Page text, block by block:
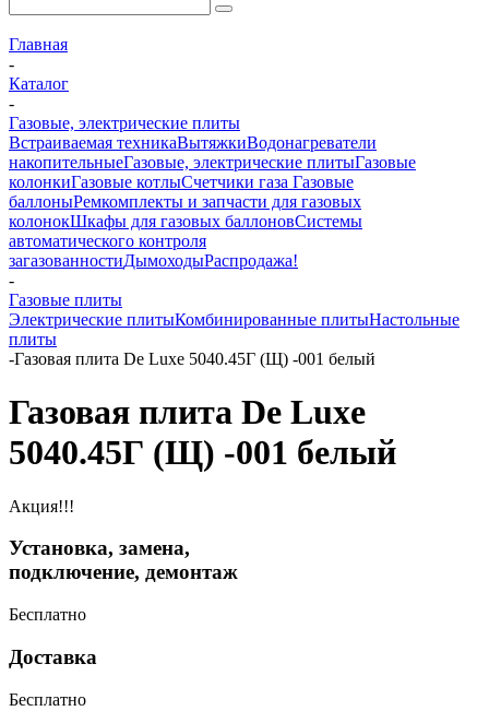
Главная
-
Каталог
-
Газовые, электрические плиты
Встраиваемая техникаВытяжкиВодонагреватели
накопительныеГазовые, электрические плитыГазовые
колонкиГазовые котлыСчетчики газа Газовые
баллоныРемкомплекты и запчасти для газовых
колонокШкафы для газовых баллоновСистемы
автоматического контроля
загазованностиДымоходыРаспродажа!
-
Газовые плиты
Электрические плитыКомбинированные плитыНастольные
плиты
-Газовая плита De Luxe 5040.45Г (Щ) -001 белый
Газовая плита De Luxe
5040.45Г (Щ) -001 белый
Акция!!!
Установка, замена,
подключение, демонтаж
Бесплатно
Доставка
Бесплатно